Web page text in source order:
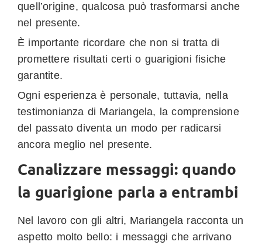
quell’origine, qualcosa può trasformarsi anche
nel presente.
È importante ricordare che non si tratta di
promettere risultati certi o guarigioni fisiche
garantite.
Ogni esperienza è personale, tuttavia, nella
testimonianza di Mariangela, la comprensione
del passato diventa un modo per radicarsi
ancora meglio nel presente.
Canalizzare messaggi: quando
la guarigione parla a entrambi
Nel lavoro con gli altri, Mariangela racconta un
aspetto molto bello: i messaggi che arrivano